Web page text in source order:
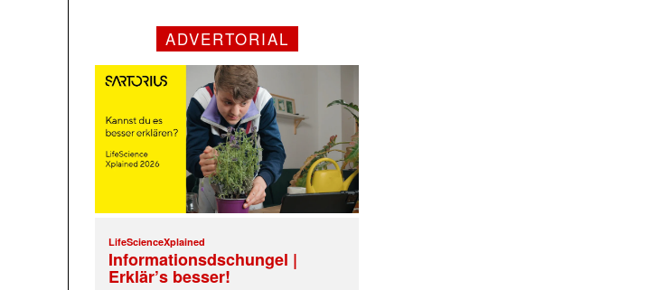
ADVERTORIAL
LifeScienceXplained
Informationsdschungel |
Erklär’s besser!